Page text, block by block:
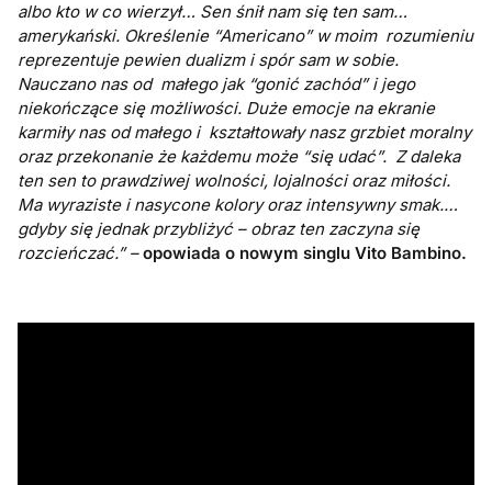
albo kto w co wierzył… Sen śnił nam się ten sam…
amerykański. Określenie “Americano” w moim rozumieniu
reprezentuje pewien dualizm i spór sam w sobie.
Nauczano nas od małego jak “gonić zachód” i jego
niekończące się możliwości. Duże emocje na ekranie
karmiły nas od małego i kształtowały nasz grzbiet moralny
oraz przekonanie że każdemu może “się udać”. Z daleka
ten sen to prawdziwej wolności, lojalności oraz miłości.
Ma wyraziste i nasycone kolory oraz intensywny smak.…
gdyby się jednak przybliżyć – obraz ten zaczyna się
rozcieńczać.” –opowiada o nowym singlu Vito Bambino.